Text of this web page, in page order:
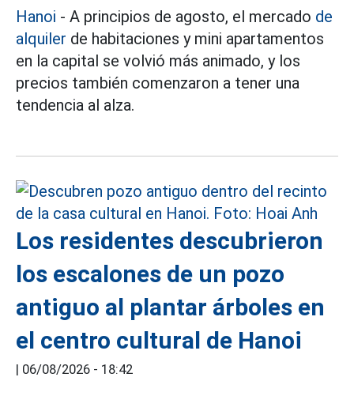
Hanoi - A principios de agosto, el mercado de
alquiler de habitaciones y mini apartamentos
en la capital se volvió más animado, y los
precios también comenzaron a tener una
tendencia al alza.
Los residentes descubrieron
los escalones de un pozo
antiguo al plantar árboles en
el centro cultural de Hanoi
| 06/08/2026 - 18:42